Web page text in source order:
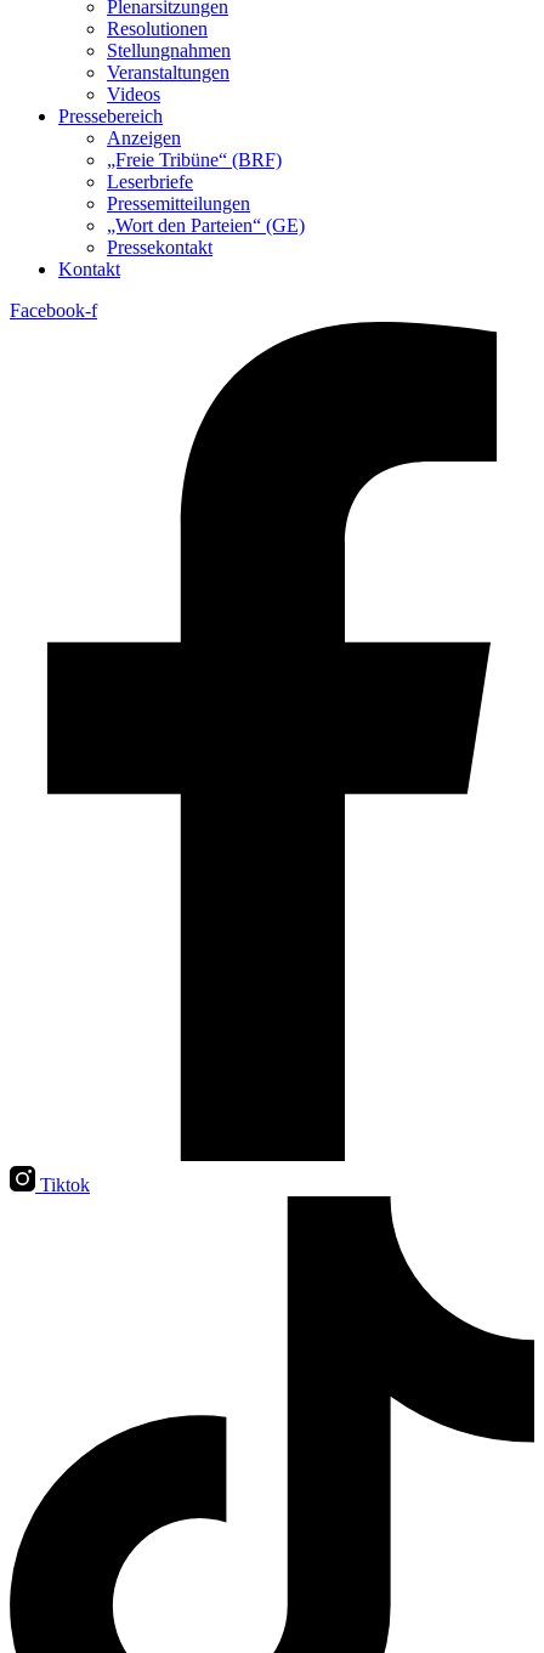
Plenarsitzungen
Resolutionen
Stellungnahmen
Veranstaltungen
Videos
Pressebereich
Anzeigen
„Freie Tribüne“ (BRF)
Leserbriefe
Pressemitteilungen
„Wort den Parteien“ (GE)
Pressekontakt
Kontakt
Facebook-f
Tiktok